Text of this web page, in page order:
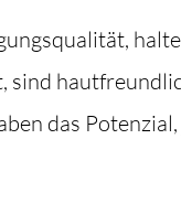
sind
das